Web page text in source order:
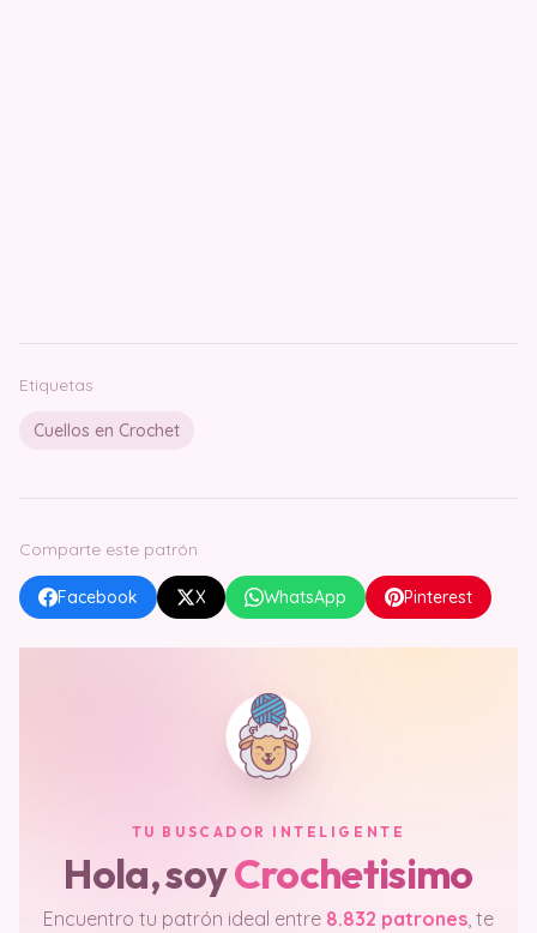
Etiquetas
Cuellos en Crochet
Comparte este patrón
Facebook X WhatsApp Pinterest
TU BUSCADOR INTELIGENTE
Hola, soyCrochetisimo
Encuentro tu patrón ideal entre 8.832 patrones, te